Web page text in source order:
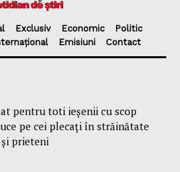
Exclusiv Economic
Politic
Emisiuni Contact
pentru toti ieşenii cu scop
pe cei plecaţi în străinătate
prieteni